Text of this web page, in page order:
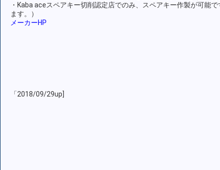
・Kaba aceスペアキー切削認定店でのみ、スペアキー作製が可能
ます。）
メーカーHP
「2018/09/29up]